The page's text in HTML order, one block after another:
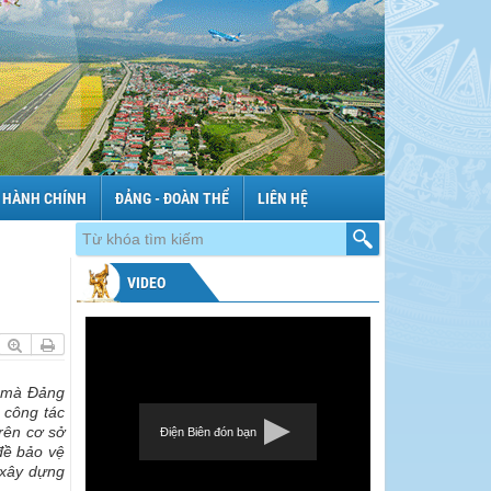
CHÍNH ĐẢNG - ĐOÀN THỂ LIÊN HỆ
Đảng
tác
cơ sở
bảo vệ
dựng
VIDEO
Điện Biên đón bạn